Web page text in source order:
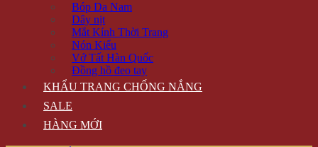
Bóp Da Nam
Dây nịt
Mắt Kính Thời Trang
Nón Kiểu
Vớ Tất Hàn Quốc
Đồng hồ đeo tay
KHẨU TRANG CHỐNG NẮNG
SALE
HÀNG MỚI